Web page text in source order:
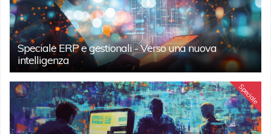
Speciale ERP e gestionali - Verso una nuova
intelligenza
Speciale